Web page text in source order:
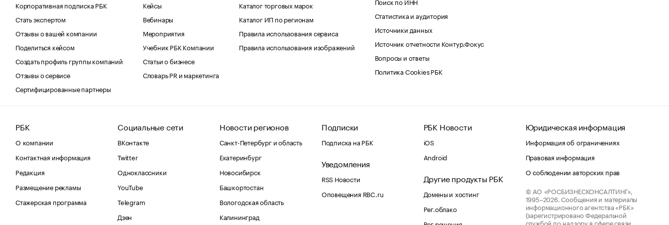
Корпоративная подписка РБК
Стать экспертом
Отзывы о вашей компании
Поделиться кейсом
Создать профиль группы компаний
Отзывы о сервисе
Сертифицированные партнеры
Кейсы
Вебинары
Мероприятия
Учебник РБК Компании
Статьи о бизнесе
Словарь PR и маркетинга
Каталог торговых марок
Каталог ИП по регионам
Правила использования сервиса
Правила использования изображений
Статистика и аудитория
Источники данных
Источник отчетности Контур.Фокус
Вопросы и ответы
Политика Cookies РБК
РБК
О компании
Контактная информация
Редакция
Размещение рекламы
Стажерская программа
Социальные сети
ВКонтакте
Twitter
Одноклассники
YouTube
Telegram
Дзен
Новости регионов
Санкт-Петербург и область
Екатеринбург
Новосибирск
Башкортостан
Вологодская область
Калининград
Подписки
Подписка на РБК
Уведомления
RSS Новости
Оповещения RBC.ru
РБК Новости
iOS
Android
Другие продукты РБК
Домены и хостинг
Рег.облако
Юридическая информация
Информация об ограничениях
Правовая информация
О соблюдении авторских прав
© АО «РОСБИЗНЕСКОНСАЛТИНГ»,
1995–2026. Сообщения и материалы
информационного агентства «РБК»
(зарегистрировано Федеральной
службой по надзору в сфере связи,